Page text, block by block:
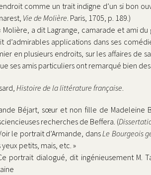
comme un trait indigne d’un si bon
Vie de Molière . Paris, 1705, p. 189.)
Molière, a dit Lagrange, camarade et ami
d’admirables appli­cations dans ses
en plusieurs endroits, sur les affaires de
ses amis particuliers ont remarqué bien des
Histoire de la littérature française
Béjart, sœur et non fille de Madeleine
recherches de Beffera. (
le portrait d’Armande, dansLe Bourgeois
yeux petits, mais, etc. »
portrait dialogué, dit ingénieusement M.